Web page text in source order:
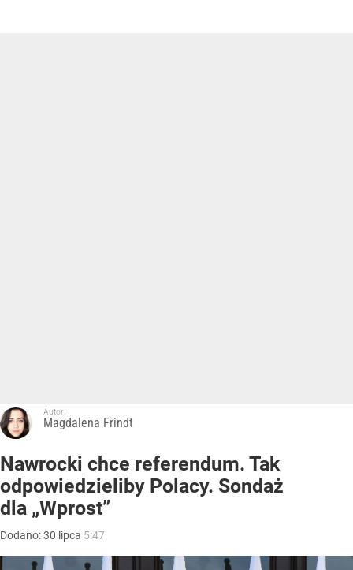
Autor:
Magdalena Frindt
Nawrocki chce referendum. Tak
odpowiedzieliby Polacy. Sondaż
dla „Wprost”
Dodano:30 lipca 5:47